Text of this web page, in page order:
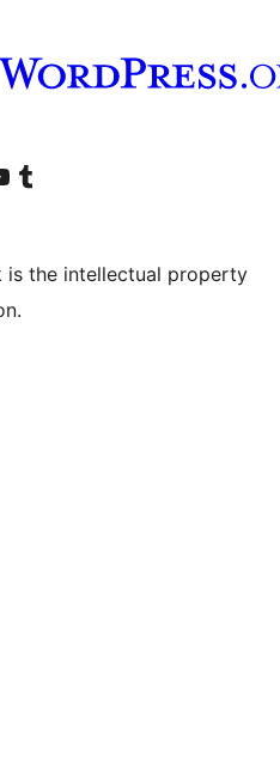
TokTok
notre chaîne YouTube
Visiter notre compte Tumblr
is the intellectual property